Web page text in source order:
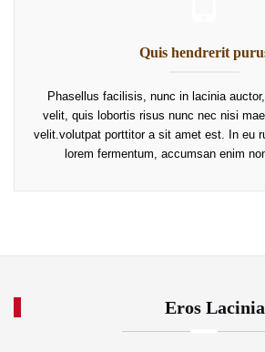
Quis hendrerit
Phasellus facilisis, nunc in lacinia
velit, quis lobortis risus nunc nec nisi
velit.volutpat porttitor a sit amet est. In eu
lorem fermentum, accumsan enim
Eros Lacinia